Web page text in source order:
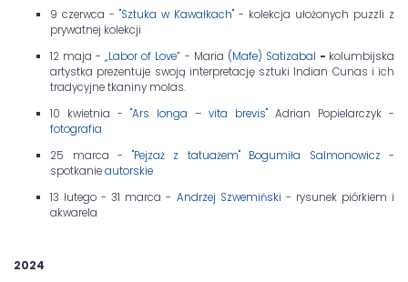
9 czerwca - "Sztuka w Kawałkach" - kolekcja ułożonych puzzli z
prywatnej kolekcji
12 maja -„Labor of Love” - Maria (Mafe) Satizabal - kolumbijska
artystka prezentuje swoją interpretację sztuki Indian Cunas i ich
tradycyjne tkaniny molas.
10 kwietnia - "Ars longa – vita brevis" Adrian Popielarczyk -
fotografia
25 marca - "Pejzaż z tatuażem" Bogumiła Salmonowicz -
spotkanieautorskie
13 lutego - 31 marca - Andrzej Szwemiński - rysunek piórkiem i
akwarela
2024